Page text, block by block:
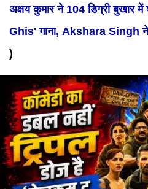
अक्षय कुमार ने 104 डिग्री बुखार
Ghis' गाना, Akshara Singh ने
)